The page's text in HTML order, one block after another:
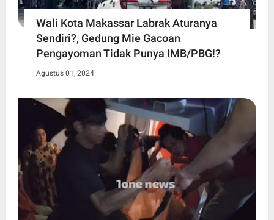
Wali Kota Makassar Labrak Aturanya
Sendiri?, Gedung Mie Gacoan
Pengayoman Tidak Punya IMB/PBG!?
Agustus 01, 2024